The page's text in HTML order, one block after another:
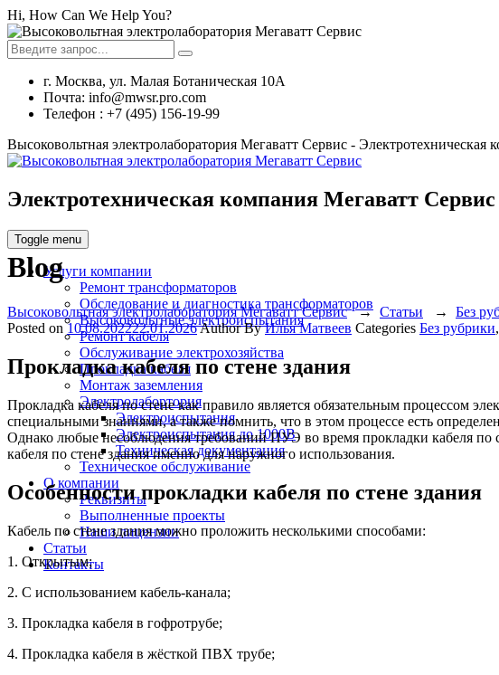
Hi, How Can We Help You?
г. Москва, ул. Малая Ботаническая 10А
Почта: info@mwsr.pro.com
Телефон : +7 (495) 156-19-99
Высоковольтная электролаборатория Мегаватт Сервис - Электротехническая
Электротехническая компания Мегаватт Сервис
Toggle menu
Услуги компании
Ремонт трансформаторов
Обследование и диагностика трансформаторов
Высоковольтные электроиспытания
Ремонт кабеля
Обслуживание электрохозяйства
Прокладка кабеля
Монтаж заземления
Электролабортория
Электроиспытания
Электроиспытания до 1000В
Техническая документация
Техническое обслуживание
О компании
Реквизиты
Выполненные проекты
Наши лицензии
Статьи
Контакты
Blog
Высоковольтная электролаборатория Мегаватт Сервис → Статьи → Без
Posted on10.08.202222.01.2026AuthorByИлья Матвеев Categories Без рубрики,
Прокладка кабеля по стене здания
Прокладка кабеля по стене как правило является обязательным процессом
специальными знаниями, а также помнить, что в этом процессе есть
Однако любые несоблюдения требований ПУЭ во время прокладки кабеля по
кабеля по стене здания именно для наружного использования.
Особенности прокладки кабеля по стене здания
Кабель по стене здания можно проложить несколькими способами:
1. Открытым;
2. С использованием кабель-канала;
3. Прокладка кабеля в гофротрубе;
4. Прокладка кабеля в жёсткой ПВХ трубе;